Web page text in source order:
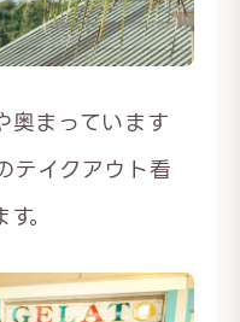
奥まっています
テイクアウト看
。